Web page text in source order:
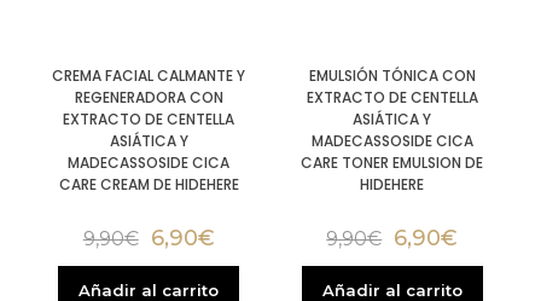
CREMA FACIAL CALMANTE Y
REGENERADORA CON
EXTRACTO DE CENTELLA
ASIÁTICA Y
MADECASSOSIDE CICA
CARE CREAM DE HIDEHERE
9,90€ 6,90€
Añadir al carrito
EMULSIÓN TÓNICA CON
EXTRACTO DE CENTELLA
ASIÁTICA Y
MADECASSOSIDE CICA
CARE TONER EMULSION DE
HIDEHERE
9,90€ 6,90€
Añadir al carrito